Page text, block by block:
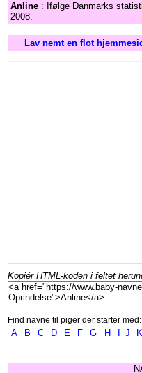
Anline : Ifølge Danmarks
2008.
Lav nemt en flot
Kopiér HTML-koden i feltet
Find navne til piger der starter med:
A B C D E F G H J K